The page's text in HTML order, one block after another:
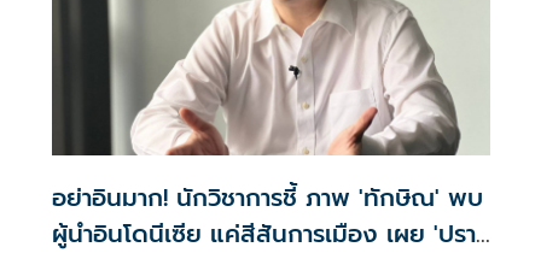
อย่าอินมาก! นักวิชาการชี้ ภาพ 'ทักษิณ' พบ
ผู้นำอินโดนีเซีย แค่สีสันการเมือง เผย 'ปรา